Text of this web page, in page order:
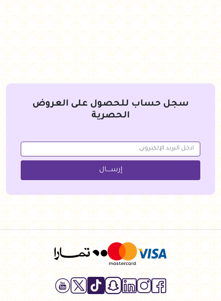
سجل حساب للحصول على العروض
الحصرية
إرســــال